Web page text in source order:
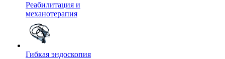
Реабилитация и
механотерапия
Гибкая эндоскопия